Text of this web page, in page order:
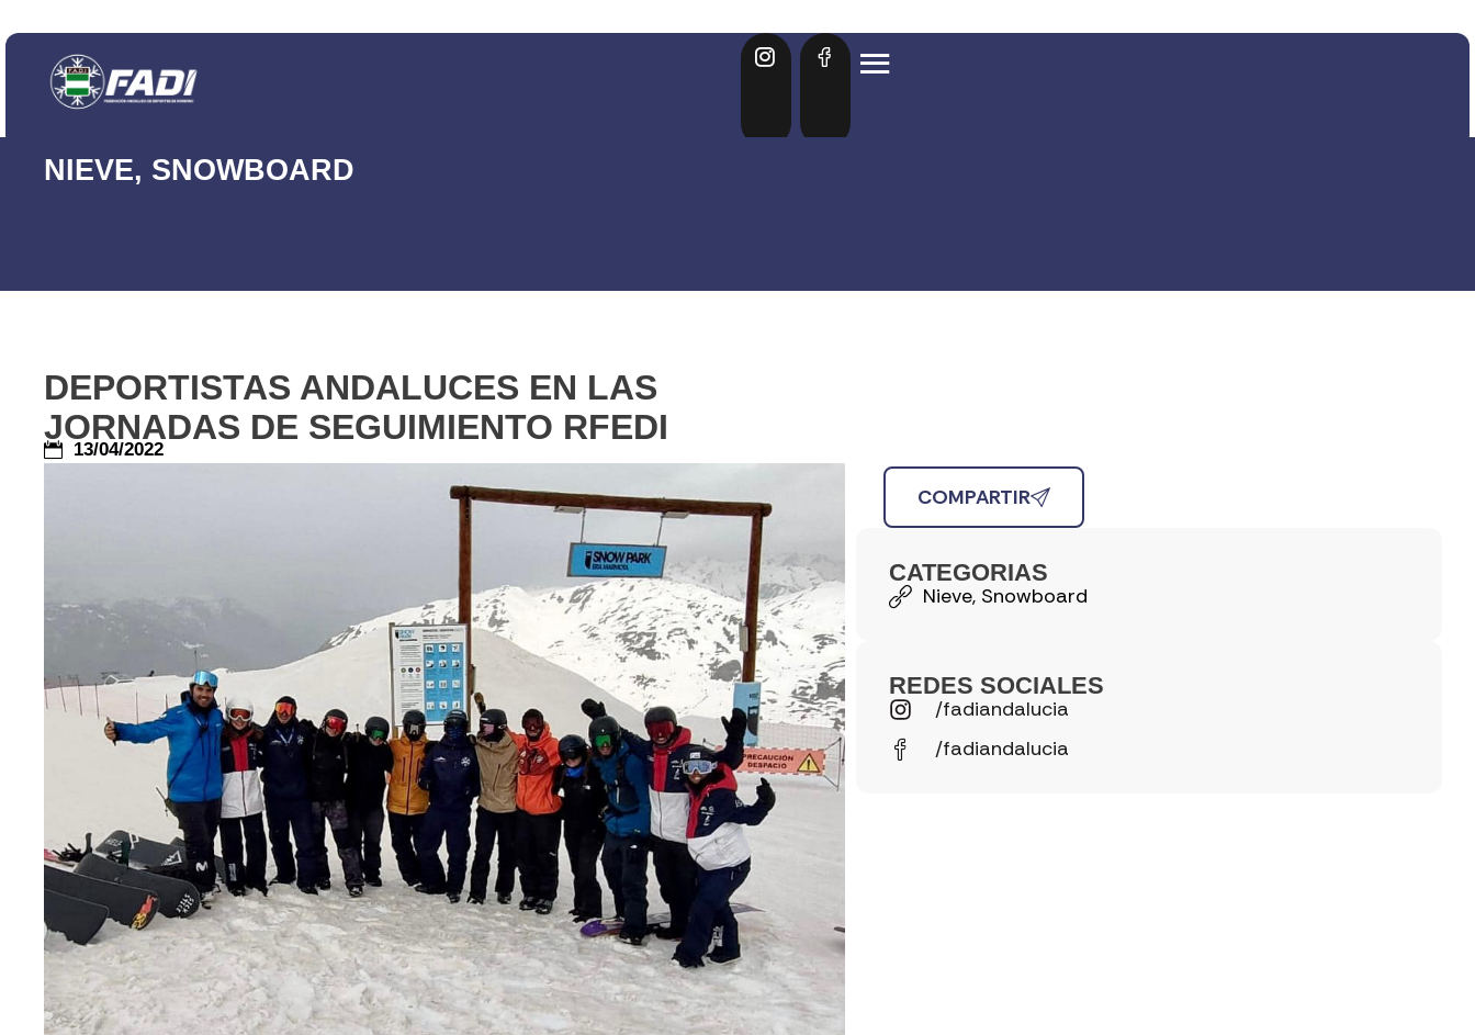
NIEVE, SNOWBOARD
DEPORTISTAS ANDALUCES EN LAS
JORNADAS DE SEGUIMIENTO RFEDI
13/04/2022
COMPARTIR
CATEGORIAS
Nieve, Snowboard
REDES SOCIALES
/fadiandalucia
/fadiandalucia